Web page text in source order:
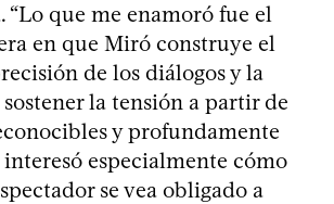
“Lo que me enamoró fue el
en que Miró construye el
de los diálogos y la
la tensión a partir de
y profundamente
especialmente cómo
se vea obligado a